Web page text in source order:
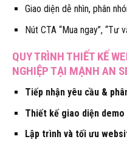
Giao diện dễ nhìn, phân
Nút CTA “Mua ngay”, “Tư
QUY TRÌNH THIẾT KẾ
NGHIỆP TẠI MẠNH AN
Tiếp nhận yêu cầu &
Thiết kế giao diện
Lập trình và tối ưu